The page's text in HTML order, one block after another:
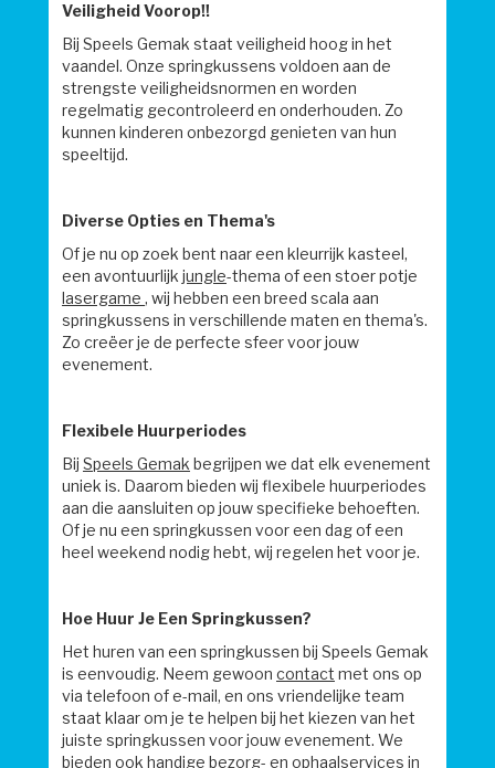
Veiligheid Voorop!!
Bij Speels Gemak staat veiligheid hoog in het
vaandel. Onze springkussens voldoen aan de
strengste veiligheidsnormen en worden
regelmatig gecontroleerd en onderhouden. Zo
kunnen kinderen onbezorgd genieten van hun
speeltijd.
Diverse Opties en Thema's
Of je nu op zoek bent naar een kleurrijk kasteel,
een avontuurlijk jungle-thema of een stoer potje
lasergame , wij hebben een breed scala aan
springkussens in verschillende maten en thema's.
Zo creëer je de perfecte sfeer voor jouw
evenement.
Flexibele Huurperiodes
Bij Speels Gemak begrijpen we dat elk evenement
uniek is. Daarom bieden wij flexibele huurperiodes
aan die aansluiten op jouw specifieke behoeften.
Of je nu een springkussen voor een dag of een
heel weekend nodig hebt, wij regelen het voor je.
Hoe Huur Je Een Springkussen?
Het huren van een springkussen bij Speels Gemak
is eenvoudig. Neem gewoon contact met ons op
via telefoon of e-mail, en ons vriendelijke team
staat klaar om je te helpen bij het kiezen van het
juiste springkussen voor jouw evenement. We
bieden ook handige bezorg- en ophaalservices in